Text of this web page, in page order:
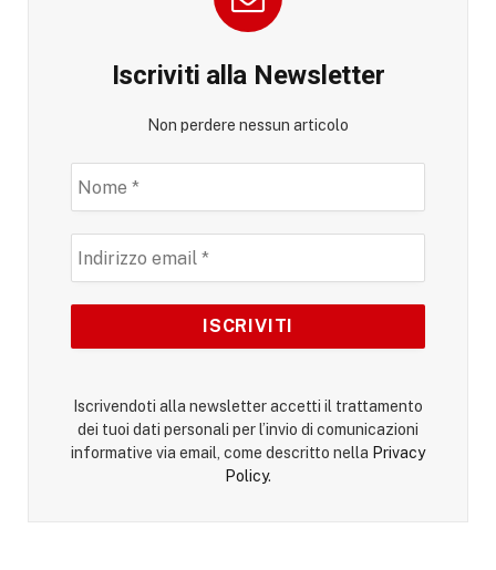
Iscriviti alla Newsletter
Non perdere nessun articolo
Iscrivendoti alla newsletter accetti il trattamento
dei tuoi dati personali per l’invio di comunicazioni
informative via email, come descritto nella Privacy
Policy.